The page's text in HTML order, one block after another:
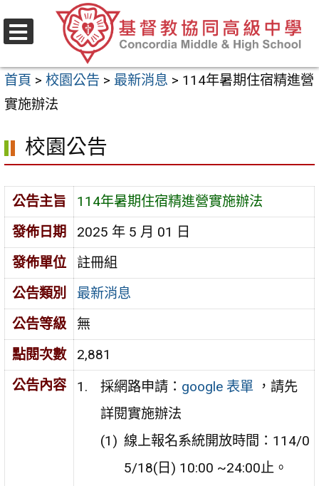
至
要
內
區
首頁 > 校園公告 > 最新消息 > 114年暑期住宿精進營
實施辦法
校園公告
公告主旨
114年暑期住宿精進營實施辦法
發佈日期
2025 年 5 月 01 日
發佈單位
註冊組
公告類別
最新消息
公告等級
無
點閱次數
2,881
公告內容
採網路申請： google 表單，請先
詳閱實施辦法
線上報名系統開放時間：114/0
5/18(日) 10:00 ~24:00止。
選
單